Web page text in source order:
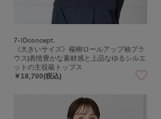
7-IDconcept.
《大きいサイズ》楊柳ロールアップ袖ブラ
ウス|表情豊かな素材感と上品なゆるシルエ
ットの主役級トップス
￥18,700(税込)